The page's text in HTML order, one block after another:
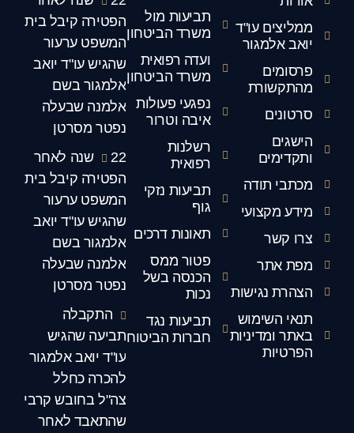
הפטירה קיבל בית
המשפט ערעור
שהגיש עו"ד יואב
אלמגור בשם
אלמנה שבעלה
נפטר מסרטן
22 שנה לאחר
הפטירה קיבל בית
המשפט ערעור
שהגיש עו"ד יואב
אלמגור בשם
אלמנה שבעלה
נפטר מסרטן
התקבלה
תביעה שהגיש
עו"ד יואב אלמגור
להכרה כחלל
צה"ל בחובש קרבי
שהתאבד לאחר
תביעות מול
משרד הביטחון
ועדה רפואית
משרד הביטחון
נפגעי פעולות
איבה וטרור
רשלנות
רפואית
תביעות נזקי
גוף
תאונות דרכים
פטור ממס
הכנסה בשל
נכות
תביעות נגד
חברות הביטוח
ממליצים עו"ד
יואב אלמגור
פרסומים
מהתקשורת
סרטונים
הישגים
ותקדימים
מכתבי תודה
מידע מקצועי
צרו קשר
מפת אתר
הצהרת נגישות
תנאי השימוש
באתר ומדיניות
הפרטיות